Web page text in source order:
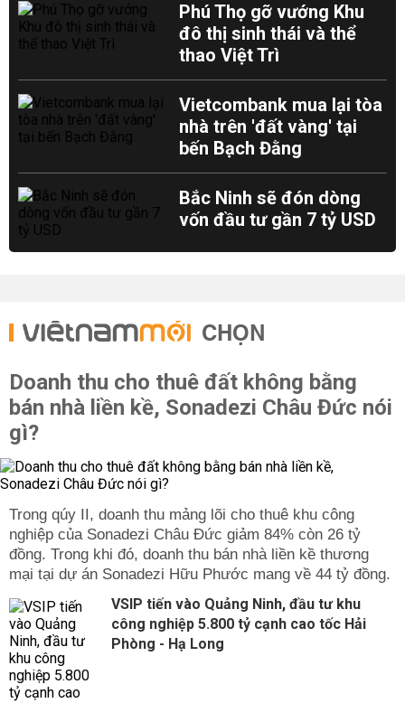
Phú Thọ gỡ vướng Khu
đô thị sinh thái và thể
thao Việt Trì
Vietcombank mua lại tòa
nhà trên 'đất vàng' tại
bến Bạch Đằng
Bắc Ninh sẽ đón dòng
vốn đầu tư gần 7 tỷ USD
CHỌN
Doanh thu cho thuê đất không bằng
bán nhà liền kề, Sonadezi Châu Đức nói
gì?
Trong qúy II, doanh thu mảng lõi cho thuê khu công
nghiệp của Sonadezi Châu Đức giảm 84% còn 26 tỷ
đồng. Trong khi đó, doanh thu bán nhà liền kề thương
mại tại dự án Sonadezi Hữu Phước mang về 44 tỷ đồng.
VSIP tiến vào Quảng Ninh, đầu tư khu
công nghiệp 5.800 tỷ cạnh cao tốc Hải
Phòng - Hạ Long